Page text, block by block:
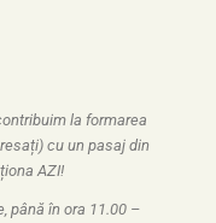
la formarea
cu un pasaj din
AZI!
până în ora 11.00 –